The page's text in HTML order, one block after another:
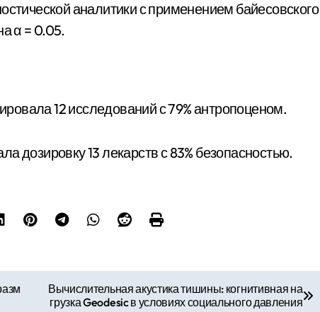
аналитики с применением байесовского
α = 0.05.
12 исследований с 79% антропоценом.
дозировку 13 лекарств с 83% безопасностью.
Вычислительная акустика тишины: когнитивная на
грузка Geodesic в условиях социального давления